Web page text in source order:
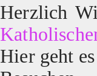
Herzlich
Hier geht